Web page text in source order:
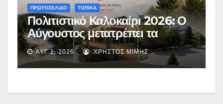
ΠΡΩΤΟΣΕΛΙΔΟ ΤΟΠΙΚΑ
Πολιτιστικό Καλοκαίρι 2026: Ο
Αύγουστος μετατρέπει τα
Γρεβενά σε μια απέραντη σκηνή
πολιτισμού – Το αναλυτικό
πρόγραμμα
ΑΥΓ 1, 2026 ΧΡΉΣΤΟΣ ΜΊΜΗΣ